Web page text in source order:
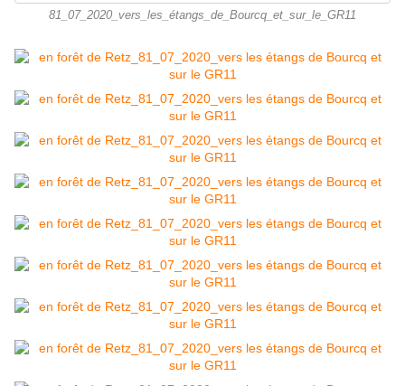
81_07_2020_vers_les_étangs_de_Bourcq_et_sur_le_GR11